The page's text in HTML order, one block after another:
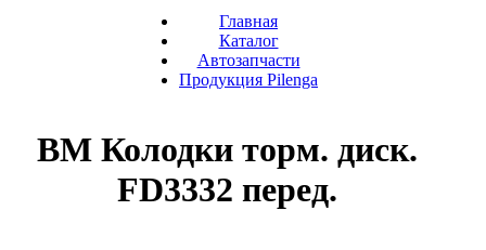
Главная
Каталог
Автозапчасти
Продукция Pilenga
BM Колодки торм. диск.
FD3332 перед.